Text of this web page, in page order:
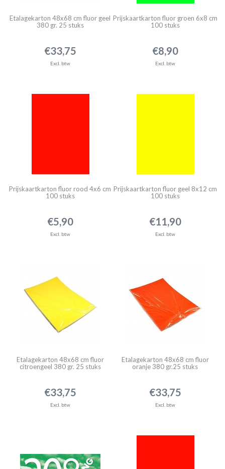
Etalagekarton 48x68 cm fluor geel
380 gr. 25 stuks
€33,75
Excl. btw
Prijskaartkarton fluor groen 6x8 cm
100 stuks
€8,90
Excl. btw
Prijskaartkarton fluor rood 4x6 cm
100 stuks
€5,90
Excl. btw
Prijskaartkarton fluor geel 8x12 cm
100 stuks
€11,90
Excl. btw
Etalagekarton 48x68 cm fluor
citroengeel 380 gr. 25 stuks
€33,75
Excl. btw
Etalagekarton 48x68 cm fluor
oranje 380 gr.25 stuks
€33,75
Excl. btw